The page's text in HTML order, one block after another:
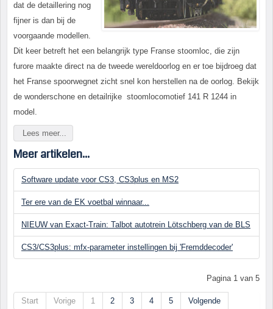
dat de detaillering nog
fijner is dan bij de
voorgaande modellen.
Dit keer betreft het een belangrijk type Franse stoomloc, die zijn
furore maakte direct na de tweede wereldoorlog en er toe bijdroeg dat
het Franse spoorwegnet zicht snel kon herstellen na de oorlog. Bekijk
de wonderschone en detailrijke stoomlocomotief 141 R 1244 in
model.
Lees meer...
Meer artikelen...
Software update voor CS3, CS3plus en MS2
Ter ere van de EK voetbal winnaar...
NIEUW van Exact-Train: Talbot autotrein Lötschberg van de BLS
CS3/CS3plus: mfx-parameter instellingen bij 'Fremddecoder'
Pagina 1 van 5
Start Vorige 1 2 3 4 5
Volgende